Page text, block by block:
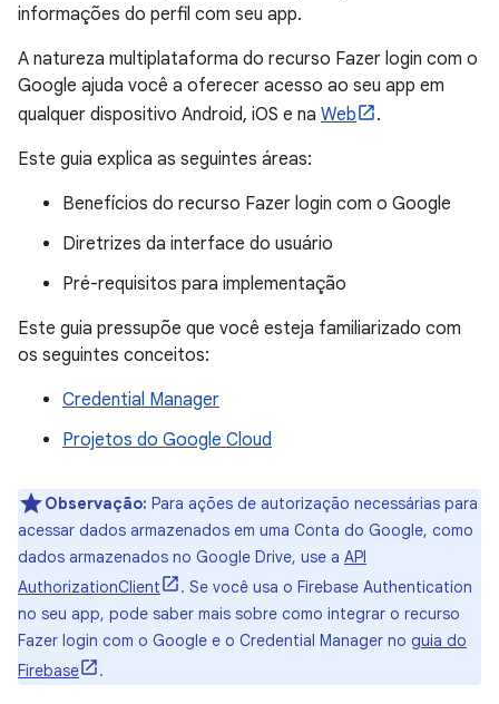
informações do perfil com seu app.
A natureza multiplataforma do recurso Fazer login com o
Google ajuda você a oferecer acesso ao seu app em
qualquer dispositivo Android, iOS e na Web
.
Este guia explica as seguintes áreas:
Benefícios do recurso Fazer login com o Google
Diretrizes da interface do usuário
Pré-requisitos para implementação
Este guia pressupõe que você esteja familiarizado com
os seguintes conceitos:
Credential Manager
Projetos do Google Cloud
Observação: Para ações de autorização necessárias para
acessar dados armazenados em uma Conta do Google, como
dados armazenados no Google Drive, use a API
AuthorizationClient
. Se você usa o Firebase Authentication
no seu app, pode saber mais sobre como integrar o recurso
Fazer login com o Google e o Credential Manager no guia do
Firebase
.